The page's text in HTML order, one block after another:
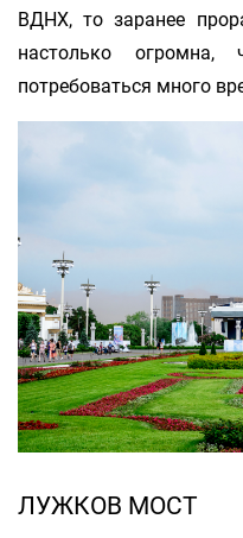
ВДНХ, то заранее
настолько
потребоваться много
ЛУЖКОВ МОСТ